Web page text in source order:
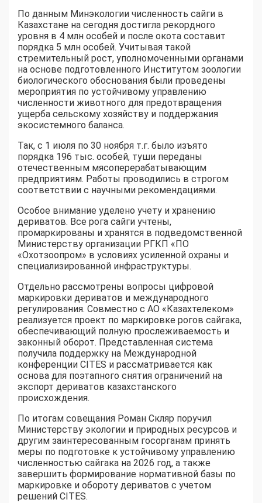
По данным Минэкологии численность сайги в
Казахстане на сегодня достигла рекордного
уровня в 4 млн особей и после окота составит
порядка 5 млн особей. Учитывая такой
стремительный рост, уполномоченными органами
на основе подготовленного Институтом зоологии
биологического обоснования были проведены
мероприятия по устойчивому управлению
численности животного для предотвращения
ущерба сельскому хозяйству и поддержания
экосистемного баланса.
Так, с 1 июля по 30 ноября т.г. было изъято
порядка 196 тыс. особей, туши переданы
отечественным мясоперерабатывающим
предприятиям. Работы проводились в строгом
соответствии с научными рекомендациями.
Особое внимание уделено учету и хранению
дериватов. Все рога сайги учтены,
промаркированы и хранятся в подведомственной
Министерству организации РГКП «ПО
«Охотзоопром» в условиях усиленной охраны и
специализированной инфраструктуры.
Отдельно рассмотрены вопросы цифровой
маркировки дериватов и международного
регулирования. Совместно с АО «Казахтелеком»
реализуется проект по маркировке рогов сайгака,
обеспечивающий полную прослеживаемость и
законный оборот. Представленная система
получила поддержку на Международной
конференции CITES и рассматривается как
основа для поэтапного снятия ограничений на
экспорт дериватов казахстанского
происхождения.
По итогам совещания Роман Скляр поручил
Министерству экологии и природных ресурсов и
другим заинтересованным госорганам принять
меры по подготовке к устойчивому управлению
численностью сайгака на 2026 год, а также
завершить формирование нормативной базы по
маркировке и обороту дериватов с учетом
решений CITES.